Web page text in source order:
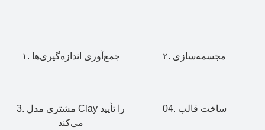
۱. جمع‌آوری اندازه‌گیری‌ها ۲. مجسمه‌سازی
3. مشتری مدل Clay را تأیید
می‌کند
04. ساخت قالب